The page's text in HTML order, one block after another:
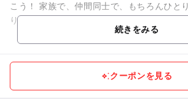
こう！ 家族で、仲間同士で、もちろんひと
りの魚、キラキラの宝石、見たことないよ
続きをみる
クーポンを見る